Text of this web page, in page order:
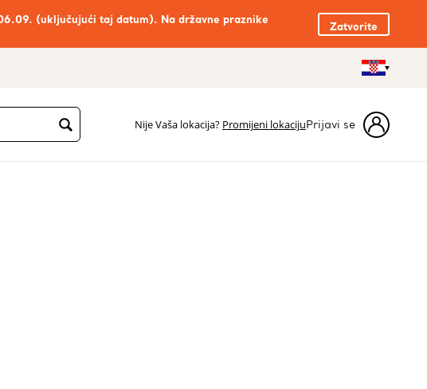
(uključujući taj datum). Na državne praznike
Zatvorite
Nije Vaša lokacija? Promijeni lokacijuPrijavi se